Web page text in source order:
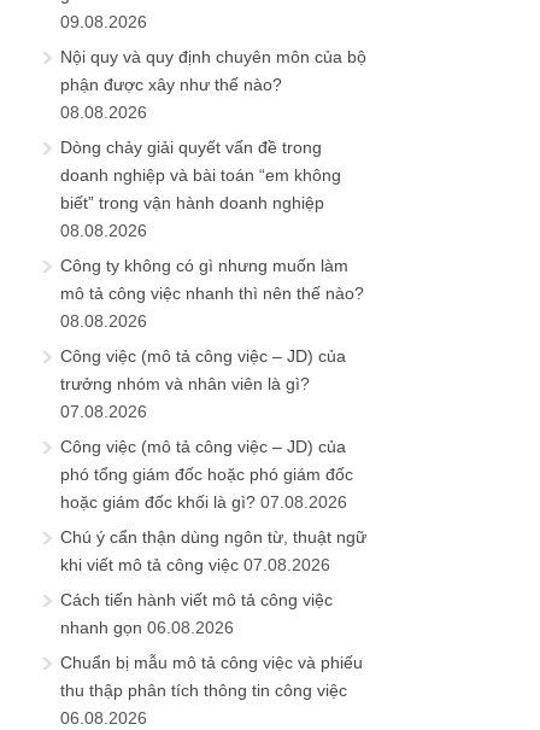
09.08.2026
Nội quy và quy định chuyên môn của bộ
phận được xây như thế nào?
08.08.2026
Dòng chảy giải quyết vấn đề trong
doanh nghiệp và bài toán “em không
biết” trong vận hành doanh nghiệp
08.08.2026
Công ty không có gì nhưng muốn làm
mô tả công việc nhanh thì nên thế nào?
08.08.2026
Công việc (mô tả công việc – JD) của
trưởng nhóm và nhân viên là gì?
07.08.2026
Công việc (mô tả công việc – JD) của
phó tổng giám đốc hoặc phó giám đốc
hoặc giám đốc khối là gì? 07.08.2026
Chú ý cẩn thận dùng ngôn từ, thuật ngữ
khi viết mô tả công việc 07.08.2026
Cách tiến hành viết mô tả công việc
nhanh gọn 06.08.2026
Chuẩn bị mẫu mô tả công việc và phiếu
thu thập phân tích thông tin công việc
06.08.2026